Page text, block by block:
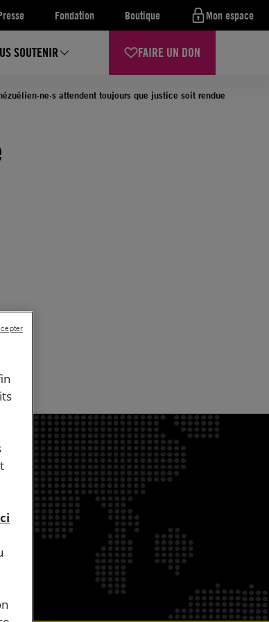
Fondation Boutique Mon espace
SOUTENIR FAIRE UN DON
attendent toujours que justice soit rendue